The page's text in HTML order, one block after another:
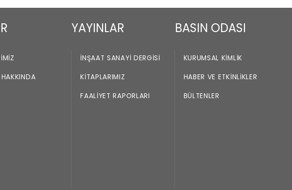
HAKKINDA
YAYINLAR
İNŞAAT SANAYI DERGISI
KITAPLARIMIZ
FAALIYET RAPORLARI
BASIN ODASI
KURUMSAL KIMLIK
HABER VE ETKINLIKLER
BÜLTENLER